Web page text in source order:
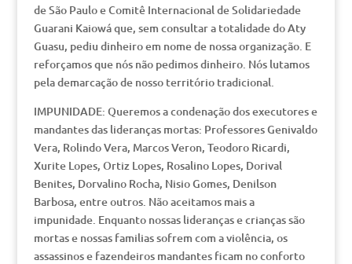
de São Paulo e Comitê Internacional de Solidariedade
Guarani Kaiowá que, sem consultar a totalidade do Aty
Guasu, pediu dinheiro em nome de nossa organização. E
reforçamos que nós não pedimos dinheiro. Nós lutamos
pela demarcação de nosso território tradicional.
IMPUNIDADE: Queremos a condenação dos executores e
mandantes das lideranças mortas: Professores Genivaldo
Vera, Rolindo Vera, Marcos Veron, Teodoro Ricardi,
Xurite Lopes, Ortiz Lopes, Rosalino Lopes, Dorival
Benites, Dorvalino Rocha, Nisio Gomes, Denilson
Barbosa, entre outros. Não aceitamos mais a
impunidade. Enquanto nossas lideranças e crianças são
mortas e nossas familias sofrem com a violência, os
assassinos e fazendeiros mandantes ficam no conforto